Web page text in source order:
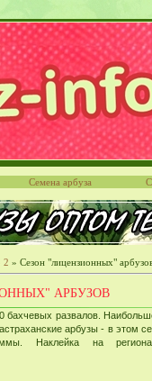
Семена арбуза
2 » Сезон "лицензионных"
АРБУЗОВ
бахчевых развалов.
арбузы - в этом
Наклейка на